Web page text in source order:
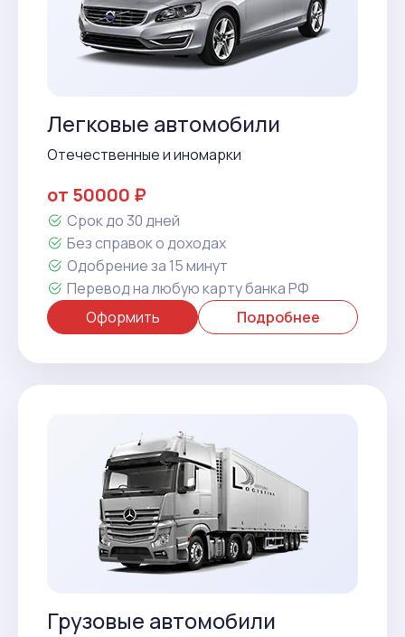
Легковые автомобили
Отечественные и иномарки
от 50000 ₽
Срок до 30 дней
Без справок о доходах
Одобрение за 15 минут
Перевод на любую карту банка РФ
Оформить
Подробнее
Грузовые автомобили